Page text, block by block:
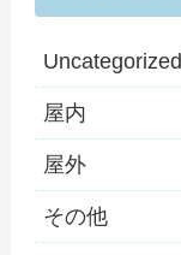
Uncategorized
屋内
屋外
その他